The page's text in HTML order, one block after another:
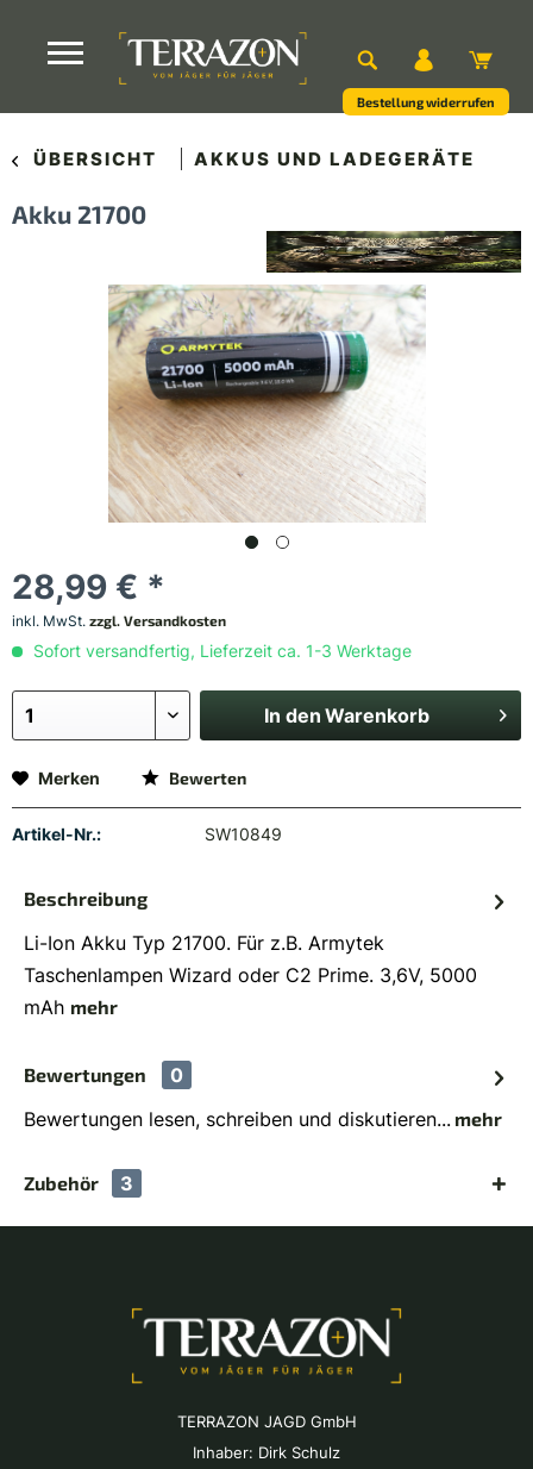
Bestellung widerrufen
ÜBERSICHT AKKUS UND LADEGERÄTE
Akku 21700
28,99 € *
inkl. MwSt. zzgl. Versandkosten
Sofort versandfertig, Lieferzeit ca. 1-3 Werktage
In den Warenkorb
Merken Bewerten
Artikel-Nr.: SW10849
Beschreibung
Li-Ion Akku Typ 21700. Für z.B. Armytek
Taschenlampen Wizard oder C2 Prime. 3,6V, 5000
mAh mehr
Bewertungen
0
Bewertungen lesen, schreiben und diskutieren... mehr
Zubehör 3
TERRAZON JAGD GmbH
Inhaber: Dirk Schulz